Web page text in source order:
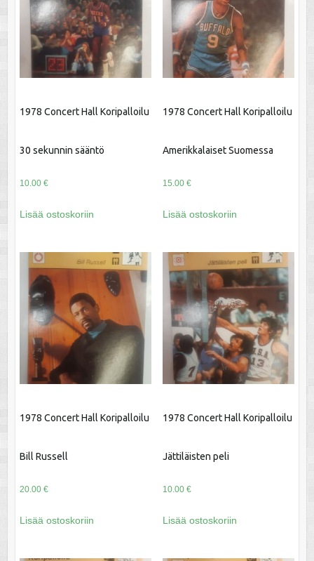
1978 Concert Hall Koripalloilu
30 sekunnin sääntö
10.00 €
Lisää ostoskoriin
1978 Concert Hall Koripalloilu
Amerikkalaiset Suomessa
15.00 €
Lisää ostoskoriin
1978 Concert Hall Koripalloilu
Bill Russell
20.00 €
Lisää ostoskoriin
1978 Concert Hall Koripalloilu
Jättiläisten peli
10.00 €
Lisää ostoskoriin